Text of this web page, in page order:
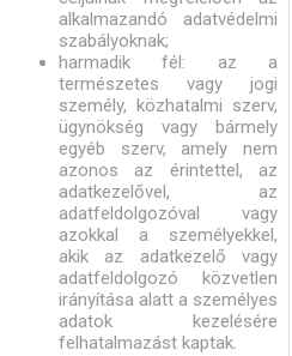
alkalmazandó adatvédelmi
szabályoknak;
harmadik fél: az a
természetes vagy jogi
személy, közhatalmi szerv,
ügynökség vagy bármely
egyéb szerv, amely nem
azonos az érintettel, az
adatkezelővel, az
adatfeldolgozóval vagy
azokkal a személyekkel,
akik az adatkezelő vagy
adatfeldolgozó közvetlen
irányítása alatt a személyes
adatok kezelésére
felhatalmazást kaptak.